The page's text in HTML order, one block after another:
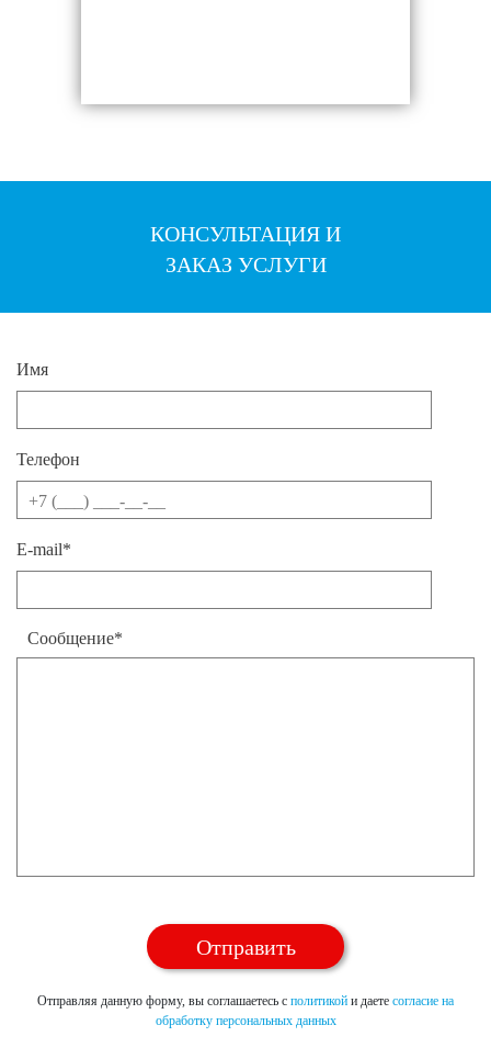
КОНСУЛЬТАЦИЯ И
ЗАКАЗ УСЛУГИ
Имя
Телефон
E-mail*
Сообщение*
Отправляя данную форму, вы соглашаетесь с политикой и даете согласие на
обработку персональных данных